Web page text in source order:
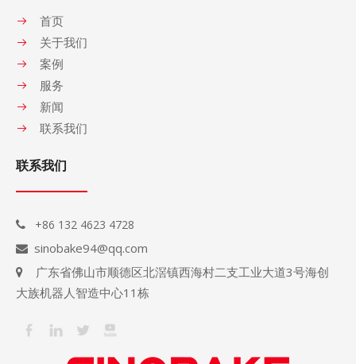
首页
关于我们
案例
服务
新闻
联系我们
联系我们
 +86 132 4623 4728
 sinobake94@qq.com

广东省佛山市顺德区北滘镇西海村二支工业大道3号海创
大族机器人智造中心11栋